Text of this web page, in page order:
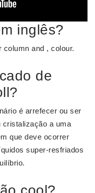
inglês?
column and , colour.
de
é arrefecer ou ser
cristalização a uma
que deve ocorrer
super-resfriados